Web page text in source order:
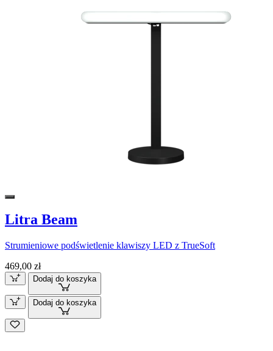
Litra Beam
Strumieniowe podświetlenie klawiszy LED z TrueSoft
469,00 zł
Dodaj do koszyka
Dodaj do koszyka